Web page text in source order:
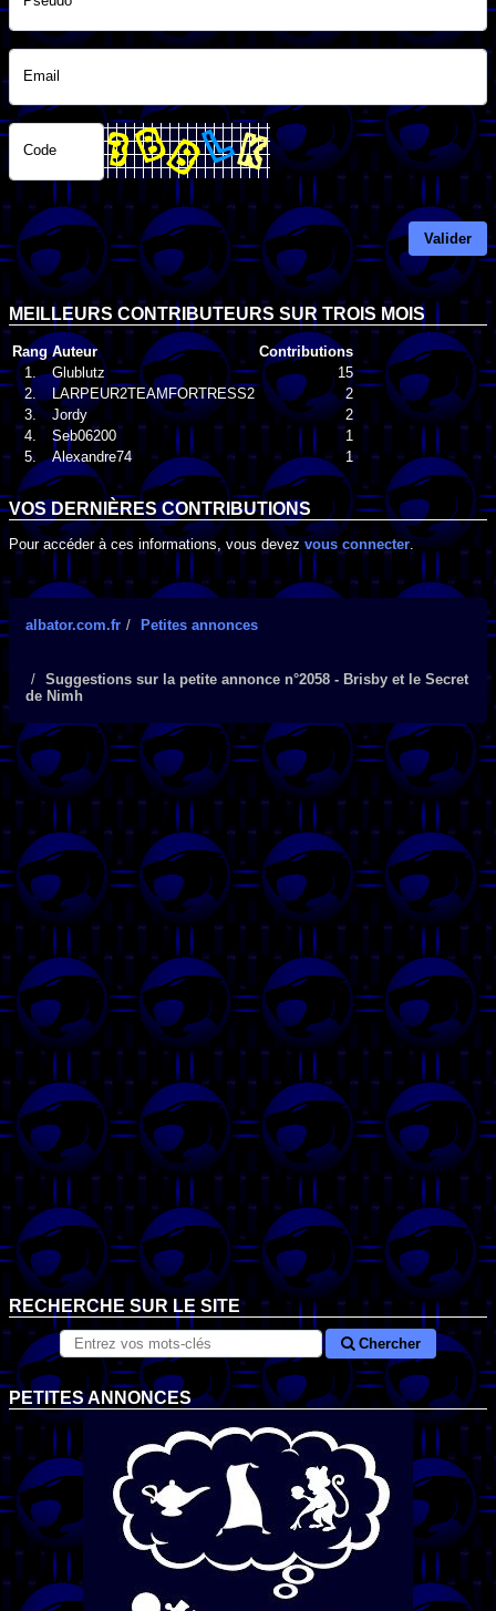
Email
Code
Valider
MEILLEURS CONTRIBUTEURS SUR TROIS MOIS
Rang Auteur
Contributions
1.
Glublutz
15
2.
LARPEUR2TEAMFORTRESS2
2
3.
Jordy
2
4.
Seb06200
1
5.
Alexandre74 1
VOS DERNIÈRES CONTRIBUTIONS
Pour accéder à ces informations, vous devezvous connecter.
albator.com.fr Petites annonces
Suggestions sur la petite annonce n°2058 - Brisby et le Secret
de Nimh
RECHERCHE SUR LE SITE
Chercher
PETITES ANNONCES